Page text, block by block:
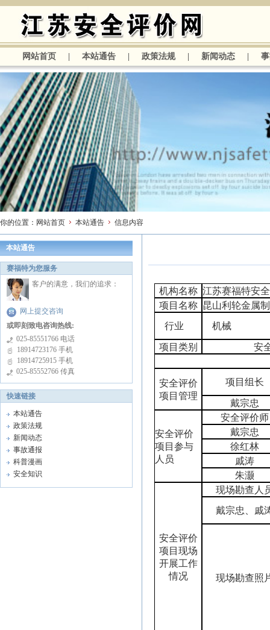
网站首页 本站通告 政策法规 新闻动态
你的位置： 网站首页 本站通告 信息内容
本站通告
赛福特为您服务
客户的满意，我们的追求：
网上提交咨询
或即刻致电咨询热线:
025-85551766 电话
18914723176 手机
18914725915 手机
025-85552766 传真
快速链接
本站通告
政策法规
新闻动态
事故通报
科普漫画
安全知识
机构名称 江苏赛福特安
项目名称 昆山利轮金属
行业
机械
项目类别 安
安全评价
项目管理
项目组长
戴宗忠
安全评价
项目参与
人员
安全评价师
戴宗忠
徐红林
戚涛
朱灏
安全评价
项目现场
开展工作
情况
现场勘查人
戴宗忠、戚
现场勘查照